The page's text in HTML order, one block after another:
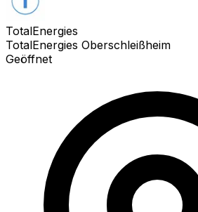
TotalEnergies
TotalEnergies Oberschleißheim
Geöffnet